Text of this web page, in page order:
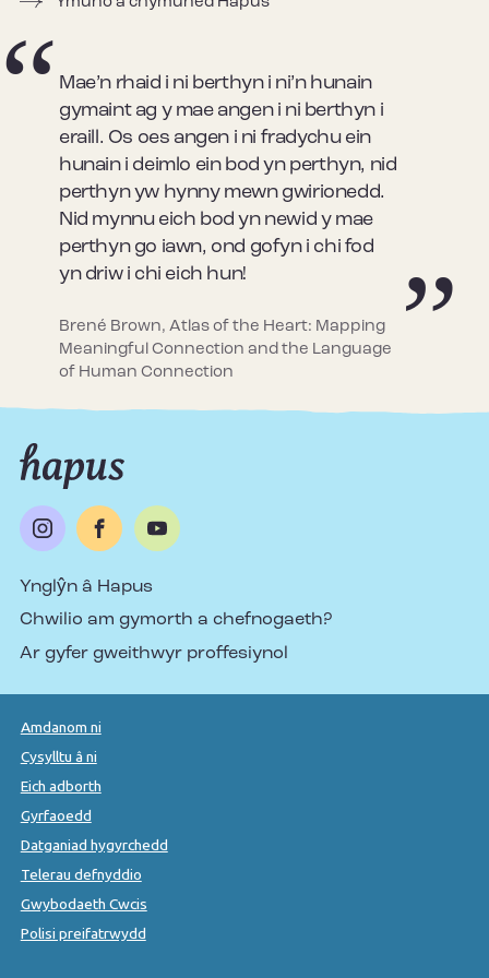
Mae’n rhaid i ni berthyn i ni’n hunain
gymaint ag y mae angen i ni berthyn i
eraill. Os oes angen i ni fradychu ein
hunain i deimlo ein bod yn perthyn, nid
perthyn yw hynny mewn gwirionedd.
Nid mynnu eich bod yn newid y mae
perthyn go iawn, ond gofyn i chi fod
yn driw i chi eich hun!
Brené Brown, Atlas of the Heart: Mapping
Meaningful Connection and the Language
of Human Connection
Ynglŷn â Hapus
Chwilio am gymorth a chefnogaeth?
Ar gyfer gweithwyr proffesiynol
Amdanom ni
Cysylltu â ni
Eich adborth
Gyrfaoedd
Datganiad hygyrchedd
Telerau defnyddio
Gwybodaeth Cwcis
Polisi preifatrwydd